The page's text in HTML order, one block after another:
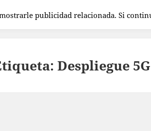
Despliegue 5G
publicidad relacionada. Si